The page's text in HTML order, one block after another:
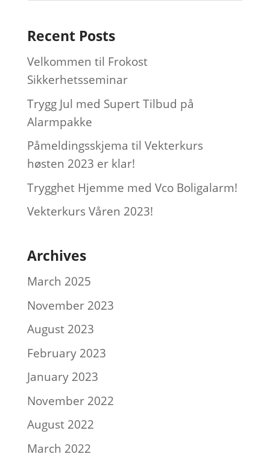
Recent Posts
Velkommen til Frokost
Sikkerhetsseminar
Trygg Jul med Supert Tilbud på
Alarmpakke
Påmeldingsskjema til Vekterkurs
høsten 2023 er klar!
Trygghet Hjemme med Vco Boligalarm!
Vekterkurs Våren 2023!
Archives
March 2025
November 2023
August 2023
February 2023
January 2023
November 2022
August 2022
March 2022